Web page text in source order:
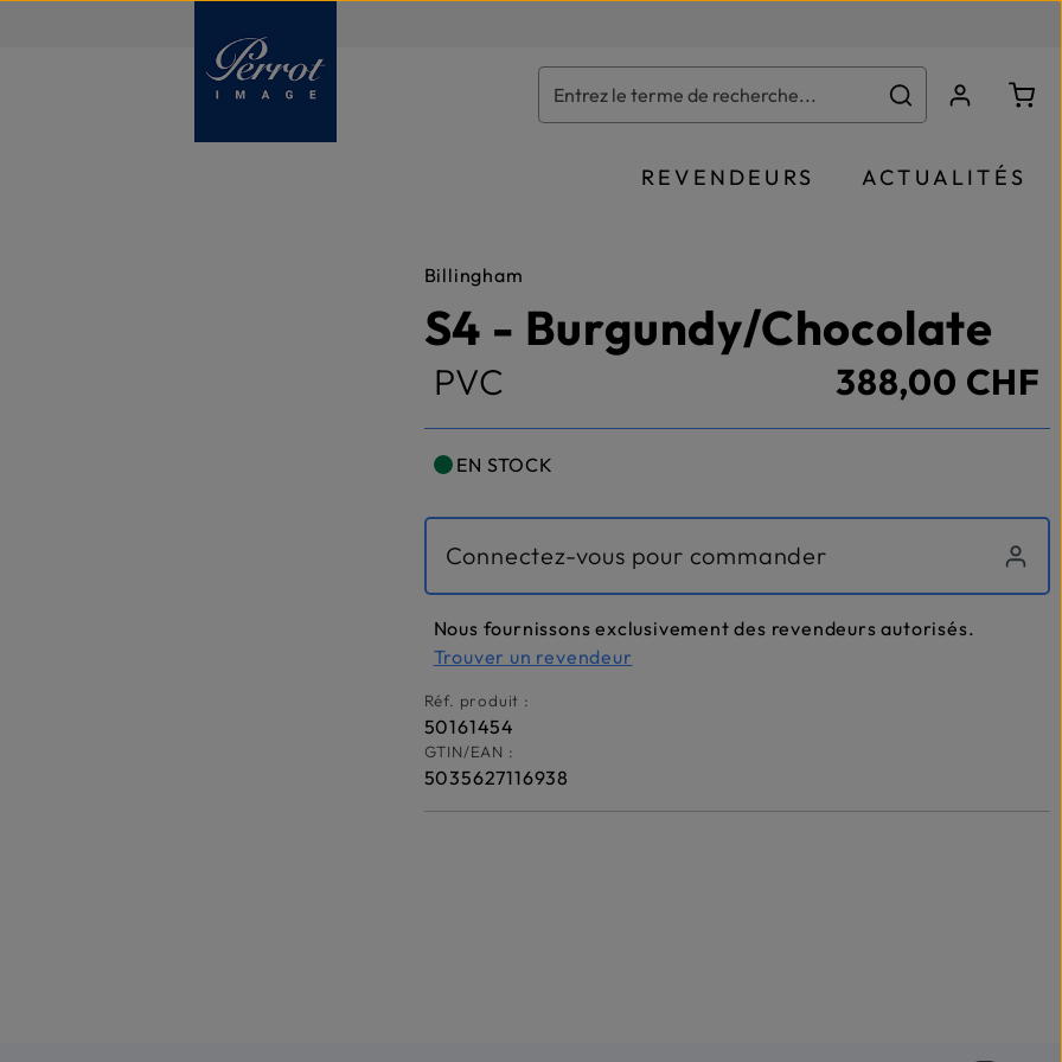
REVENDEURS ACTUALITÉS
Billingham
S4 - Burgundy/Chocolate
PVC 388,00 CHF
EN STOCK
Connectez-vous pour commander
Nous fournissons exclusivement des revendeurs autorisés.
Trouver un revendeur
Réf. produit :
50161454
GTIN/EAN :
5035627116938